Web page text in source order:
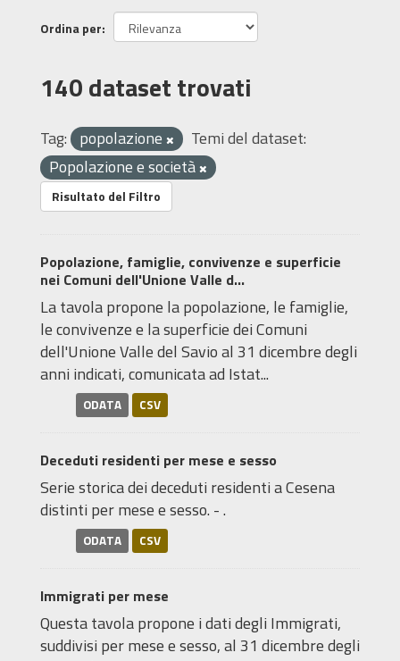
Ordina per
140 dataset trovati
Tag: popolazione
Temi del dataset:
Popolazione e società
Risultato del Filtro
Popolazione, famiglie, convivenze e superficie
nei Comuni dell'Unione Valle d...
La tavola propone la popolazione, le famiglie,
le convivenze e la superficie dei Comuni
dell'Unione Valle del Savio al 31 dicembre degli
anni indicati, comunicata ad Istat...
ODATA CSV
Deceduti residenti per mese e sesso
Serie storica dei deceduti residenti a Cesena
distinti per mese e sesso. - .
ODATA CSV
Immigrati per mese
Questa tavola propone i dati degli Immigrati,
suddivisi per mese e sesso, al 31 dicembre degli